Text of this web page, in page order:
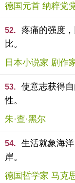
德国元首 纳粹党
52.
疼痛的强度
比。
日本小说家 剧作
53.
使意志获得
性。
朱·查·黑尔
54.
生活就象海
岸。
德国哲学家 马克